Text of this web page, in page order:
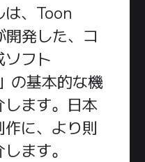
は、Toon
発した、コ
ソフト
の基本的な機
ます。日本
に、より則
ます。